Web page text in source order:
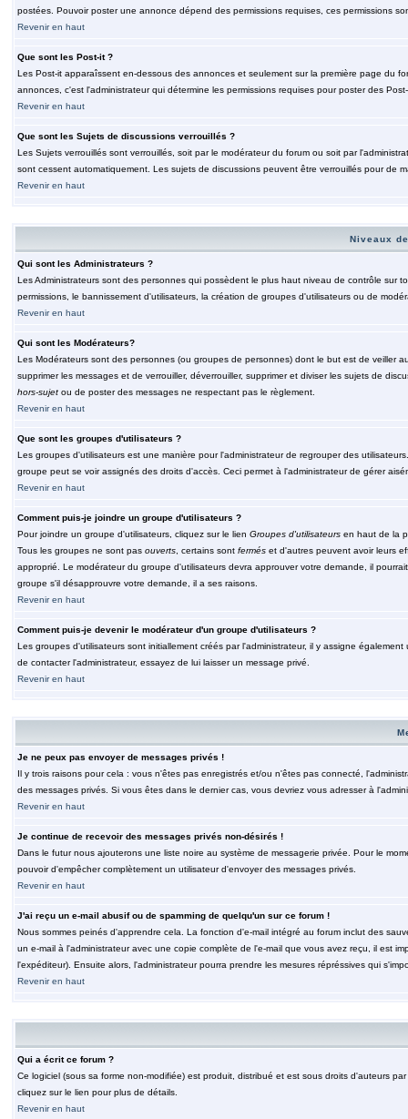
postées. Pouvoir poster une annonce dépend des permissions requises, ces permissions
Revenir en haut
Que sont les Post-it ?
Les Post-it apparaîssent en-dessous des annonces et seulement sur la première page du
annonces, c'est l'administrateur qui détermine les permissions requises pour poster des
Revenir en haut
Que sont les Sujets de discussions verrouillés ?
Les Sujets verrouillés sont verrouillés, soit par le modérateur du forum ou soit par
sont cessent automatiquement. Les sujets de discussions peuvent être verrouillés pour de
Revenir en haut
Niveaux
Qui sont les Administrateurs ?
Les Administrateurs sont des personnes qui possèdent le plus haut niveau de contrôle sur
permissions, le bannissement d'utilisateurs, la création de groupes d'utilisateurs ou de
Revenir en haut
Qui sont les Modérateurs?
Les Modérateurs sont des personnes (ou groupes de personnes) dont le but est de veiller
supprimer les messages et de verrouiller, déverrouiller, supprimer et diviser les sujets de
hors-sujetou de poster des messages ne respectant pas le règlement.
Revenir en haut
Que sont les groupes d'utilisateurs ?
Les groupes d'utilisateurs est une manière pour l'administrateur de regrouper des
groupe peut se voir assignés des droits d'accès. Ceci permet à l'administrateur de gérer
Revenir en haut
Comment puis-je joindre un groupe d'utilisateurs ?
Pour joindre un groupe d'utilisateurs, cliquez sur le lien Groupes d'utilisateursen haut de la
Tous les groupes ne sont pas ouverts, certains sont ferméset d'autres peuvent avoir leurs
approprié. Le modérateur du groupe d'utilisateurs devra approuver votre demande, il
groupe s'il désapprouvre votre demande, il a ses raisons.
Revenir en haut
Comment puis-je devenir le modérateur d'un groupe d'utilisateurs ?
Les groupes d'utilisateurs sont initiallement créés par l'administrateur, il y assigne
de contacter l'administrateur, essayez de lui laisser un message privé.
Revenir en haut
Je ne peux pas envoyer de messages privés !
Il y trois raisons pour cela : vous n'êtes pas enregistrés et/ou n'êtes pas connecté,
des messages privés. Si vous êtes dans le dernier cas, vous devriez vous adresser à
Revenir en haut
Je continue de recevoir des messages privés non-désirés !
Dans le futur nous ajouterons une liste noire au système de messagerie privée. Pour le
pouvoir d'empêcher complètement un utilisateur d'envoyer des messages privés.
Revenir en haut
J'ai reçu un e-mail abusif ou de spamming de quelqu'un sur ce forum !
Nous sommes peinés d'apprendre cela. La fonction d'e-mail intégré au forum inclut des
un e-mail à l'administrateur avec une copie complète de l'e-mail que vous avez reçu, il est
l'expéditeur). Ensuite alors, l'administrateur pourra prendre les mesures répréssives qui
Revenir en haut
Qui a écrit ce forum ?
Ce logiciel (sous sa forme non-modifiée) est produit, distribué et est sous droits d'auteurs
cliquez sur le lien pour plus de détails.
Revenir en haut